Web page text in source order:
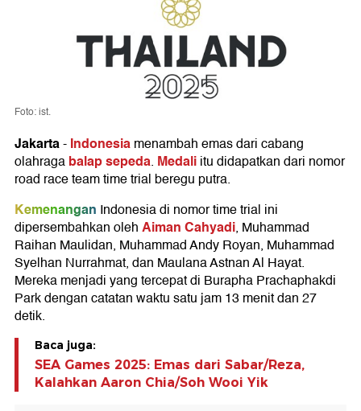
Foto: ist.
Jakarta-Indonesiamenambah emas dari cabang
olahragabalap sepeda. Medaliitu didapatkan dari nomor
road race team time trial beregu putra.
Kemenangan Indonesia di nomor time trial ini
dipersembahkan olehAiman Cahyadi, Muhammad
Raihan Maulidan, Muhammad Andy Royan, Muhammad
Syelhan Nurrahmat, dan Maulana Astnan Al Hayat.
Mereka menjadi yang tercepat di Burapha Prachaphakdi
Park dengan catatan waktu satu jam 13 menit dan 27
detik.
Baca juga:
SEA Games 2025: Emas dari Sabar/Reza,
Kalahkan Aaron Chia/Soh Wooi Yik